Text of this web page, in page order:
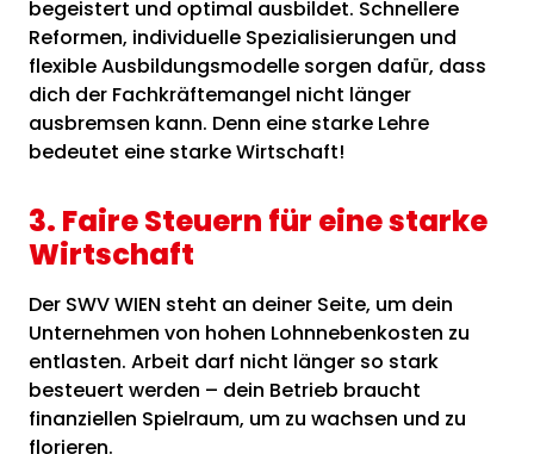
begeistert und optimal ausbildet. Schnellere
Reformen, individuelle Spezialisierungen und
flexible Ausbildungsmodelle sorgen dafür, dass
dich der Fachkräftemangel nicht länger
ausbremsen kann. Denn eine starke Lehre
bedeutet eine starke Wirtschaft!
3. Faire Steuern für eine starke
Wirtschaft
Der SWV WIEN steht an deiner Seite, um dein
Unternehmen von hohen Lohnnebenkosten zu
entlasten. Arbeit darf nicht länger so stark
besteuert werden – dein Betrieb braucht
finanziellen Spielraum, um zu wachsen und zu
florieren.